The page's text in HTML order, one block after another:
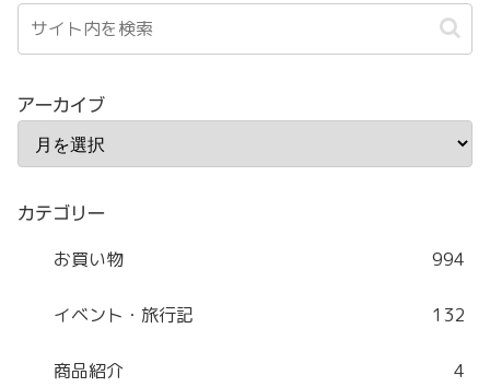
アーカイブ
カテゴリー
お買い物 994
イベント・旅行記 132
商品紹介 4